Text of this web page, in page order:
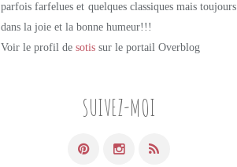
SUIVEZ-MOI
parfois farfelues et quelques classiques mais toujours
dans la joie et la bonne humeur!!!
Voir le profil de sotis sur le portail Overblog